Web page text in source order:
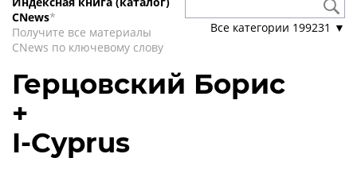
CNews*
Получите все материалы
CNews по ключевому слову
Все категории 199231 ▼
Герцовский Борис
+
I-Cyprus